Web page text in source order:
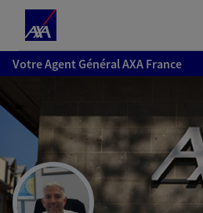
au
au
pied
de
page
Votre Agent Général AXA France